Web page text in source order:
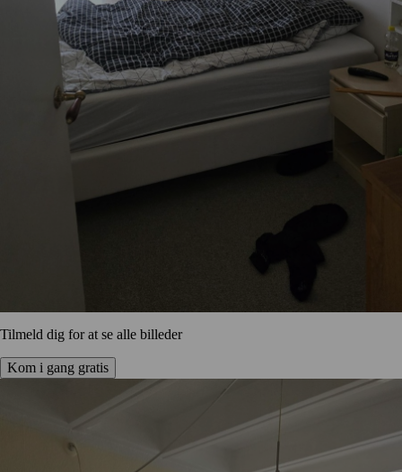
Tilmeld dig for at se alle billeder
Kom i gang gratis